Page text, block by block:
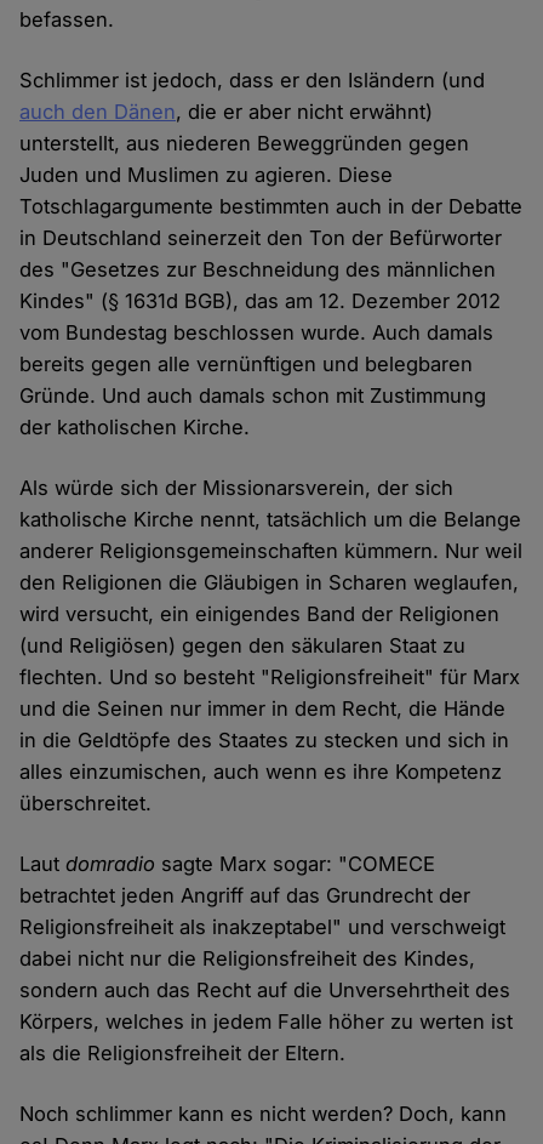
befassen.
Schlimmer ist jedoch, dass er den Isländern (und
auch den Dänen, die er aber nicht erwähnt)
unterstellt, aus niederen Beweggründen gegen
Juden und Muslimen zu agieren. Diese
Totschlagargumente bestimmten auch in der Debatte
in Deutschland seinerzeit den Ton der Befürworter
des "Gesetzes zur Beschneidung des männlichen
Kindes" (§ 1631d BGB), das am 12. Dezember 2012
vom Bundestag beschlossen wurde. Auch damals
bereits gegen alle vernünftigen und belegbaren
Gründe. Und auch damals schon mit Zustimmung
der katholischen Kirche.
Als würde sich der Missionarsverein, der sich
katholische Kirche nennt, tatsächlich um die Belange
anderer Religionsgemeinschaften kümmern. Nur weil
den Religionen die Gläubigen in Scharen weglaufen,
wird versucht, ein einigendes Band der Religionen
(und Religiösen) gegen den säkularen Staat zu
flechten. Und so besteht "Religionsfreiheit" für Marx
und die Seinen nur immer in dem Recht, die Hände
in die Geldtöpfe des Staates zu stecken und sich in
alles einzumischen, auch wenn es ihre Kompetenz
überschreitet.
Lautdomradio sagte Marx sogar: "COMECE
betrachtet jeden Angriff auf das Grundrecht der
Religionsfreiheit als inakzeptabel" und verschweigt
dabei nicht nur die Religionsfreiheit des Kindes,
sondern auch das Recht auf die Unversehrtheit des
Körpers, welches in jedem Falle höher zu werten ist
als die Religionsfreiheit der Eltern.
Noch schlimmer kann es nicht werden? Doch, kann